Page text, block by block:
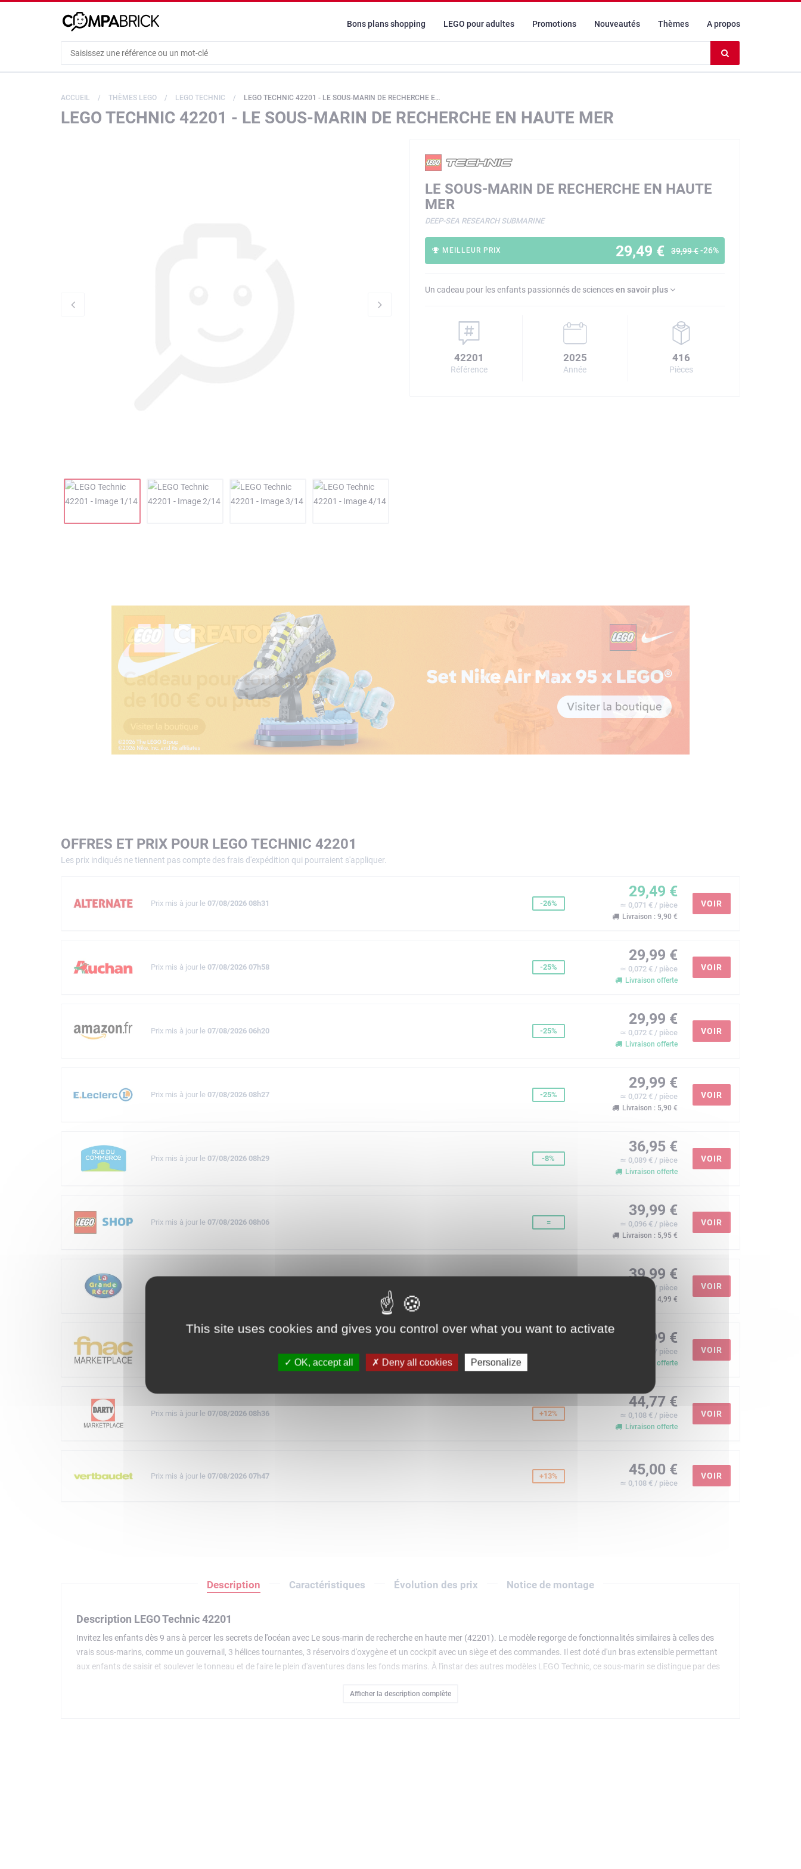
Bons plans shopping LEGO pour adultes Promotions Nouveautés Thèmes A propos
le
ACCUEIL THÈMES LEGO LEGO TECHNIC LEGO TECHNIC 42201 - LE SOUS-MARIN DE RECHERCHE EN HAUTE MER
LEGO TECHNIC 42201 - LE SOUS-MARIN DE RECHERCHE EN HAUTE MER
LE SOUS-MARIN DE RECHERCHE EN HAUTE
MER
DEEP-SEA RESEARCH SUBMARINE
29,49 € 39,99 €-26%
MEILLEUR PRIX
Un cadeau pour les enfants passionnés de sciencesen savoir plus
42201
Référence
2025
Année
416
Pièces
OFFRES ET PRIX POUR LEGO TECHNIC 42201
Les prix indiqués ne tiennent pas compte des frais d'expédition qui pourraient s'appliquer.
Prix mis à jour le 07/08/2026 08h31 -26%
29,49 €
≃ 0,071 € / pièce
Livraison : 9,90 €
VOIR
Prix mis à jour le 07/08/2026 07h58 -25%
29,99 €
≃ 0,072 € / pièce
Livraison offerte
VOIR
Prix mis à jour le 07/08/2026 06h20 -25%
29,99 €
≃ 0,072 € / pièce
Livraison offerte
VOIR
Prix mis à jour le 07/08/2026 08h27 -25%
29,99 €
≃ 0,072 € / pièce
Livraison : 5,90 €
VOIR
Prix mis à jour le 07/08/2026 08h29 -8%
36,95 €
≃ 0,089 € / pièce
Livraison offerte
VOIR
Prix mis à jour le 07/08/2026 08h06 =
39,99 €
≃ 0,096 € / pièce
Livraison : 5,95 €
VOIR
39,99 €
≃ 0,096 € / pièce
Livraison : 4,99 €
VOIR
43,99 €
≃ 0,106 € / pièce
Livraison offerte
VOIR
Prix mis à jour le 07/08/2026 08h36 +12%
44,77 €
≃ 0,108 € / pièce
Livraison offerte
VOIR
Prix mis à jour le 07/08/2026 07h47 +13% 45,00 €
≃ 0,108 € / pièce
VOIR
Description Caractéristiques Évolution des prix Notice de montage
Description LEGO Technic 42201
Invitez les enfants dès 9 ans à percer les secrets de l'océan avec Le sous-marin de recherche en haute mer (42201). Le modèle regorge de fonctionnalités similaires à celles des
vrais sous-marins, comme un gouvernail, 3 hélices tournantes, 3 réservoirs d'oxygène et un cockpit avec un siège et des commandes. Il est doté d'un bras extensible permettant
aux enfants de saisir et soulever le tonneau et de faire le plein d'aventures dans les fonds marins. À l'instar des autres modèles LEGO Technic, ce sous-marin se distingue par des
Invitez votre enfant à plonger dans laconstruction intuitive avec l'appli LEGO Builder : ici, il peut zoomer, faire pivoter les modèles en 3D, sauvegarder ses sets et suivre sa
Afficher la description complète
This site uses cookies and gives you control over what you want to activate
OK, accept all Deny all cookies Personalize